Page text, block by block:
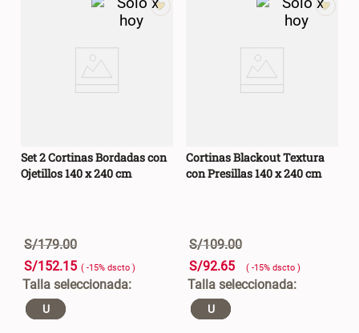
Set 2 Cortinas Bordadas con
Ojetillos 140 x 240 cm
S/179.00
S/152.15 ( -15% dscto )
U
Cortinas Blackout Textura
con Presillas 140 x 240 cm
S/109.00
S/92.65 ( -15% dscto )
U